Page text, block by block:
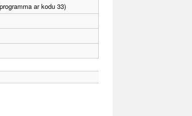
ar kodu 33)